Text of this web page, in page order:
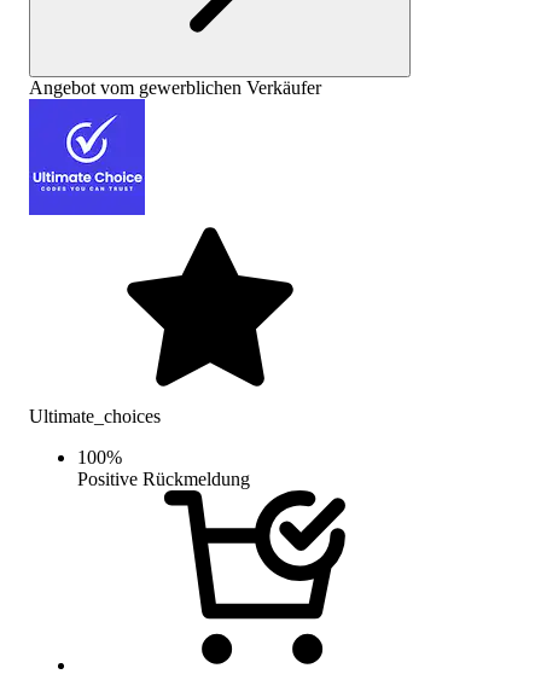
Angebot vom gewerblichen Verkäufer
Ultimate_choices
100%
Positive Rückmeldung